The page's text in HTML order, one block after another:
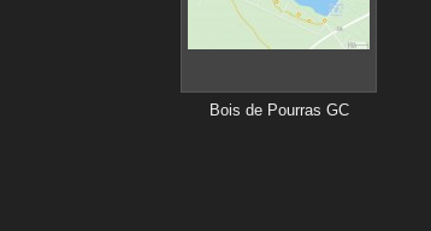
Bois de Pourras GC